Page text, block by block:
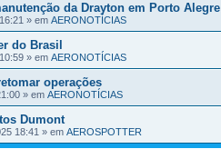
da Drayton em Porto Alegre
» em AERONOTÍCIAS
do Brasil
» em AERONOTÍCIAS
operações
» em AERONOTÍCIAS
Dumont
18:41 » em AEROSPOTTER